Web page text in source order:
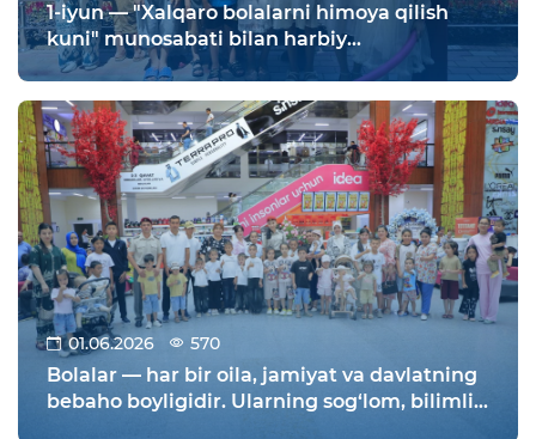
1-iyun — "Xalqaro bolalarni himoya qilish
kuni" munosabati bilan harbiy
xizmatchilarning farzandlari uchun
Muhammad Bobur istirohat bogʻiga sayohat
uyushtirildi.
01.06.2026 570
Bolalar — har bir oila, jamiyat va davlatning
bebaho boyligidir. Ularning sog‘lom, bilimli